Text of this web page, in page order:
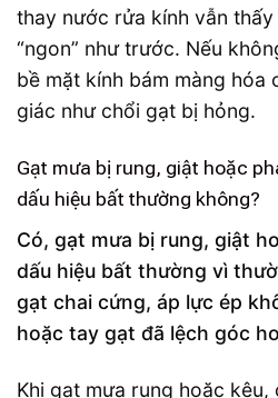
thay nước rửa kính vẫn
“ngon” như trước. Nếu
bề mặt kính bám màng hóa
giác như chổi gạt bị hỏng.
Gạt mưa bị rung, giật hoặc
dấu hiệu bất thường không?
Có, gạt mưa bị rung, giật
dấu hiệu bất thường vì
gạt chai cứng, áp lực ép
hoặc tay gạt đã lệch góc
Khi gạt mưa rung hoặc